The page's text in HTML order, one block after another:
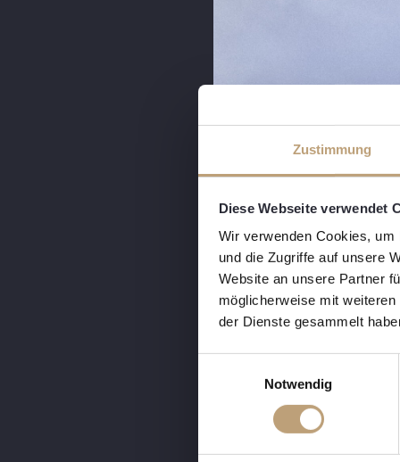
Zustimmung
Diese Webseite verwendet
Wir verwenden Cookies,
und die Zugriffe auf unsere
Website an unsere Partner
möglicherweise mit
der Dienste gesammelt
Notwendig